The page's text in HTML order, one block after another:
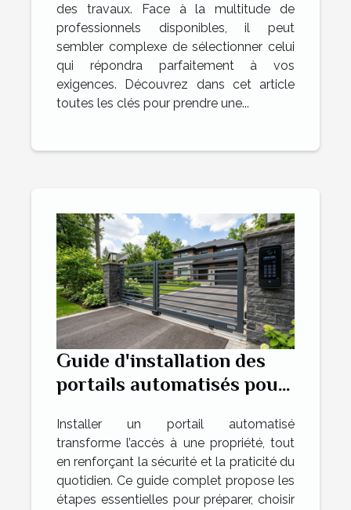
des travaux. Face à la multitude de
professionnels disponibles, il peut
sembler complexe de sélectionner celui
qui répondra parfaitement à vos
exigences. Découvrez dans cet article
toutes les clés pour prendre une...
Guide d'installation des
portails automatisés pour
Installer un portail automatisé
transforme l’accès à une propriété, tout
en renforçant la sécurité et la praticité du
quotidien. Ce guide complet propose les
étapes essentielles pour préparer, choisir